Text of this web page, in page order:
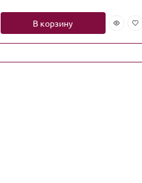
В корзину